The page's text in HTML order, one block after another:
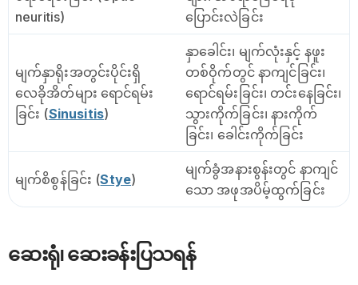
neuritis)
ပြောင်းလဲခြင်း
မျက်နှာရိုးအတွင်းပိုင်းရှိ
လေခိုအိတ်များ ရောင်ရမ်း
ခြင်း (Sinusitis)
နှာခေါင်း၊ မျက်လုံးနှင့် နဖူး
တစ်ဝိုက်တွင် နာကျင်ခြင်း၊
ရောင်ရမ်းခြင်း၊ တင်းနေခြင်း၊
သွားကိုက်ခြင်း၊ နားကိုက်
ခြင်း၊ ခေါင်းကိုက်ခြင်း
မျက်စိစွန်ခြင်း (Stye)
မျက်ခွံအနားစွန်းတွင် နာကျင်
သော အဖုအပိမ့်ထွက်ခြင်း
ဆေးရုံ၊ ဆေးခန်းပြသရန်